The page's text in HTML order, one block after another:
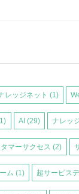
レッジネット (1)
AI (29) ナレッ
タマーサクセス(2)
ム (1) 超サービス